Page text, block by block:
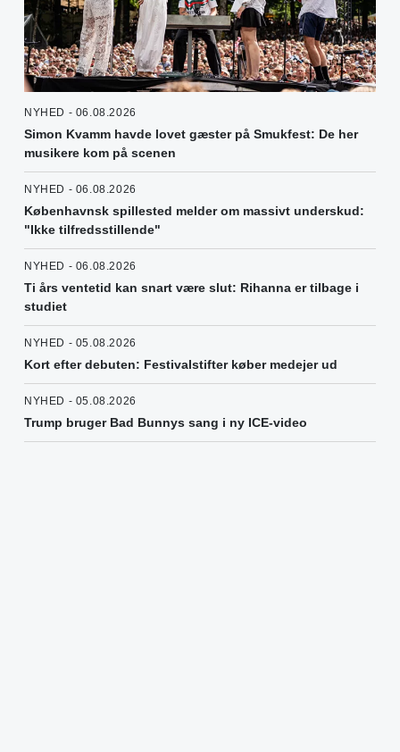
NYHED - 06.08.2026
Simon Kvamm havde lovet gæster på Smukfest: De her
musikere kom på scenen
NYHED - 06.08.2026
Københavnsk spillested melder om massivt underskud:
"Ikke tilfredsstillende"
NYHED - 06.08.2026
Ti års ventetid kan snart være slut: Rihanna er tilbage i
studiet
NYHED - 05.08.2026
Kort efter debuten: Festivalstifter køber medejer ud
NYHED - 05.08.2026
Trump bruger Bad Bunnys sang i ny ICE-video